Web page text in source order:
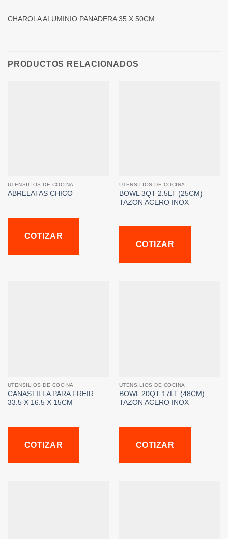
CHAROLA ALUMINIO PANADERA 35 X 50CM
PRODUCTOS RELACIONADOS
UTENSILIOS DE COCINA
ABRELATAS CHICO
COTIZAR
UTENSILIOS DE COCINA
BOWL 3QT 2.5LT (25CM)
TAZON ACERO INOX
COTIZAR
UTENSILIOS DE COCINA
CANASTILLA PARA FREIR
33.5 X 16.5 X 15CM
COTIZAR
UTENSILIOS DE COCINA
BOWL 20QT 17LT (48CM)
TAZON ACERO INOX
COTIZAR